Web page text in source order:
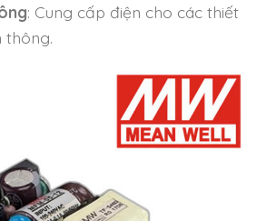
: Cung cấp điện cho các thiết
thông.